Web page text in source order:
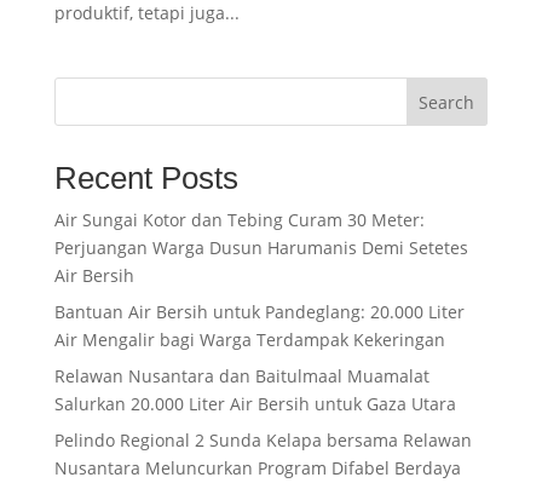
produktif, tetapi juga...
Search
Recent Posts
Air Sungai Kotor dan Tebing Curam 30 Meter:
Perjuangan Warga Dusun Harumanis Demi Setetes
Air Bersih
Bantuan Air Bersih untuk Pandeglang: 20.000 Liter
Air Mengalir bagi Warga Terdampak Kekeringan
Relawan Nusantara dan Baitulmaal Muamalat
Salurkan 20.000 Liter Air Bersih untuk Gaza Utara
Pelindo Regional 2 Sunda Kelapa bersama Relawan
Nusantara Meluncurkan Program Difabel Berdaya